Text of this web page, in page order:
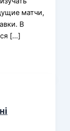
матчи,
В
[…]